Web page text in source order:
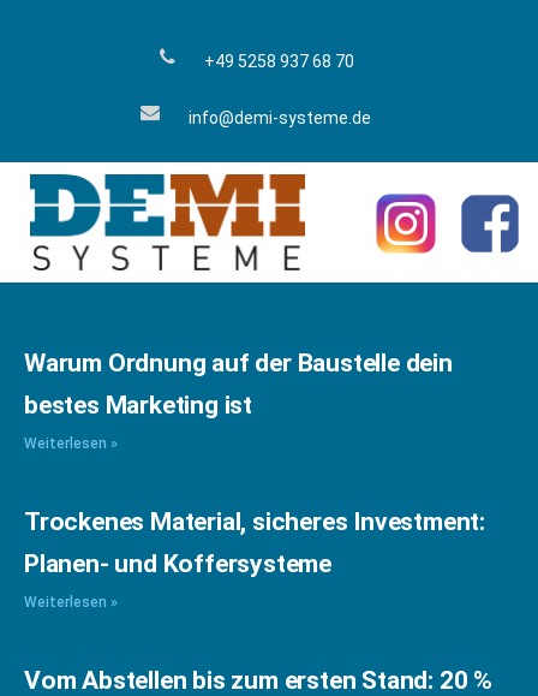
+49 5258 937 68 70
info@demi-systeme.de
Warum Ordnung auf der Baustelle dein
bestes Marketing ist
Weiterlesen »
Trockenes Material, sicheres Investment:
Planen- und Koffersysteme
Weiterlesen »
Vom Abstellen bis zum ersten Stand: 20 %